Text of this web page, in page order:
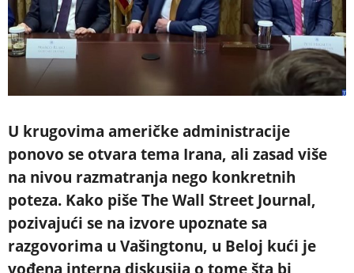
U krugovima američke administracije
ponovo se otvara tema Irana, ali zasad više
na nivou razmatranja nego konkretnih
poteza. Kako piše The Wall Street Journal,
pozivajući se na izvore upoznate sa
razgovorima u Vašingtonu, u Beloj kući je
vođena interna diskusija o tome šta bi